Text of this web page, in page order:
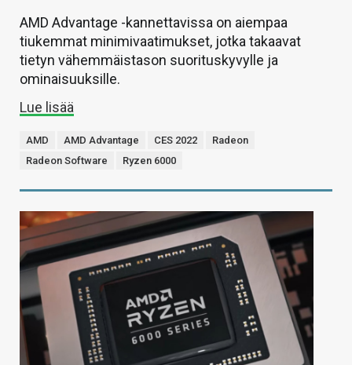
AMD Advantage -kannettavissa on aiempaa
tiukemmat minimivaatimukset, jotka takaavat
tietyn vähemmäistason suorituskyvylle ja
ominaisuuksille.
Lue lisää
AMD AMD Advantage CES 2022
Radeon
Radeon Software
Ryzen 6000